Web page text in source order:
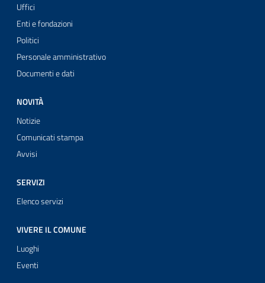
Uffici
Enti e fondazioni
Politici
Personale amministrativo
Documenti e dati
NOVITÀ
Notizie
Comunicati stampa
Avvisi
SERVIZI
Elenco servizi
VIVERE IL COMUNE
Luoghi
Eventi